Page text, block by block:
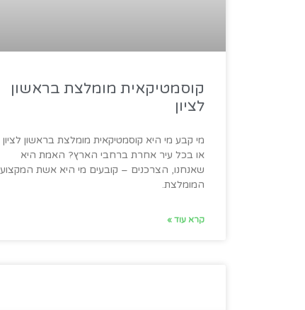
קוסמטיקאית מומלצת בראשון
לציון
מי קבע מי היא קוסמטיקאית מומלצת בראשון לציון
או בכל עיר אחרת ברחבי הארץ? האמת היא
שאנחנו, הצרכנים – קובעים מי היא אשת המקצוע
המומלצת.
קרא עוד »